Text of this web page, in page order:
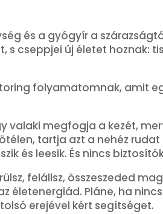
és a gyógyír a
s cseppjei új életet hoznak:
folyamatomnak, amit
valaki megfogja a kezét,
tartja azt a nehéz rudat
és leesik. És nincs
felállsz, összeszeded
életenergiád. Pláne, ha
erejével kért segítséget.